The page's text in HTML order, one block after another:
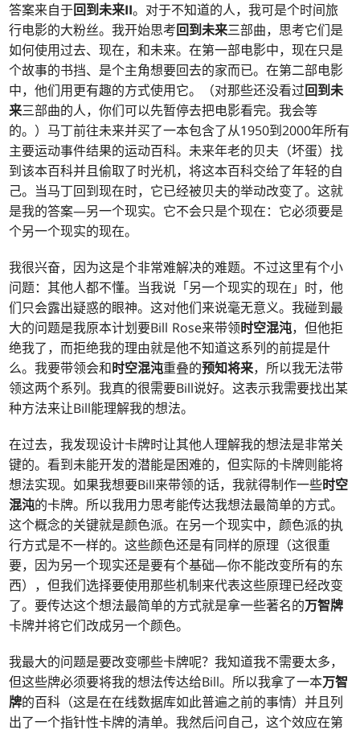
答案来自于回到未来II。对于不知道的人，我可是个时间旅
行电影的大粉丝。我开始思考回到未来三部曲，思考它们是
如何使用过去、现在，和未来。在第一部电影中，现在只是
个故事的书挡、是个主角想要回去的家而已。在第二部电影
中，他们用更有趣的方式使用它。（对那些还没看过回到未
来三部曲的人，你们可以先暂停去把电影看完。我会等
的。）马丁前往未来并买了一本包含了从1950到2000年所有
主要运动事件结果的运动百科。未来年老的贝夫（坏蛋）找
到该本百科并且偷取了时光机，将这本百科交给了年轻的自
己。当马丁回到现在时，它已经被贝夫的举动改变了。这就
是我的答案—另一个现实。它不会只是个现在：它必须要是
个另一个现实的现在。
我很兴奋，因为这是个非常难解决的难题。不过这里有个小
问题：其他人都不懂。当我说「另一个现实的现在」时，他
们只会露出疑惑的眼神。这对他们来说毫无意义。我碰到最
大的问题是我原本计划要Bill Rose来带领时空混沌，但他拒
绝我了，而拒绝我的理由就是他不知道这系列的前提是什
么。我要带领会和时空混沌重叠的预知将来，所以我无法带
领这两个系列。我真的很需要Bill说好。这表示我需要找出某
种方法来让Bill能理解我的想法。
在过去，我发现设计卡牌时让其他人理解我的想法是非常关
键的。看到未能开发的潜能是困难的，但实际的卡牌则能将
想法实现。如果我想要Bill来带领的话，我就得制作一些时空
混沌的卡牌。所以我用力思考能传达我想法最简单的方式。
这个概念的关键就是颜色派。在另一个现实中，颜色派的执
行方式是不一样的。这些颜色还是有同样的原理（这很重
要，因为另一个现实还是要有个基础—你不能改变所有的东
西），但我们选择要使用那些机制来代表这些原理已经改变
了。要传达这个想法最简单的方式就是拿一些著名的万智牌
卡牌并将它们改成另一个颜色。
我最大的问题是要改变哪些卡牌呢？我知道我不需要太多，
但这些牌必须要将我的想法传达给Bill。所以我拿了一本万智
牌的百科（这是在在线数据库如此普遍之前的事情）并且列
出了一个指针性卡牌的清单。我然后问自己，这个效应在第